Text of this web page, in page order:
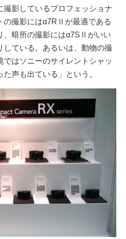
撮影しているプロフェッショナ
の撮影にはα7RⅡが最適である
、暗所の撮影にはα7SⅡがいい
している。あるいは、動物の撮
ではソニーのサイレントシャッ
声も出ている」という。